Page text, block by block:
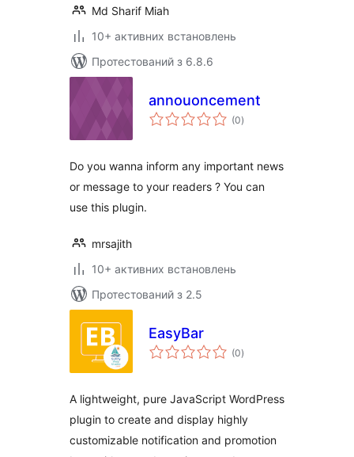
Md Sharif Miah
10+ активних встановлень
Протестований з 6.8.6
annouoncement
(0загальний
рейтинг
)
Do you wanna inform any important news
or message to your readers ? You can
use this plugin.
mrsajith
10+ активних встановлень
Протестований з 2.5
EasyBar
(0загальний
рейтинг
)
A lightweight, pure JavaScript WordPress
plugin to create and display highly
customizable notification and promotion